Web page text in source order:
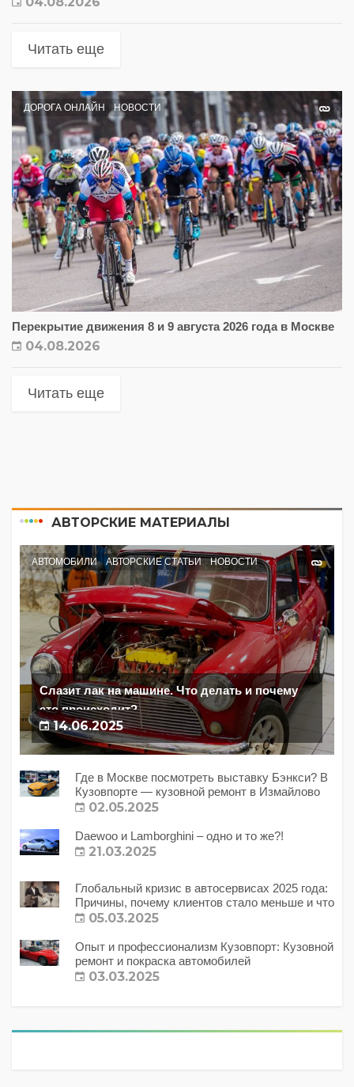
Читать еще
ДОРОГА ОНЛАЙН НОВОСТИ
Перекрытие движения 8 и 9 августа 2026 года в Москве
04.08.2026
Читать еще
АВТОРСКИЕ МАТЕРИАЛЫ
АВТОМОБИЛИ АВТОРСКИЕ СТАТЬИ НОВОСТИ
Слазит лак на машине. Что делать и почему
это происходит?
14.06.2025
Где в Москве посмотреть выставку Бэнкси? В
Кузовпорте — кузовной ремонт в Измайлово
02.05.2025
Daewoo и Lamborghini – одно и то же?!
21.03.2025
Глобальный кризис в автосервисах 2025 года:
Причины, почему клиентов стало меньше и что
с этим делать?
05.03.2025
Опыт и профессионализм Кузовпорт: Кузовной
ремонт и покраска автомобилей
03.03.2025